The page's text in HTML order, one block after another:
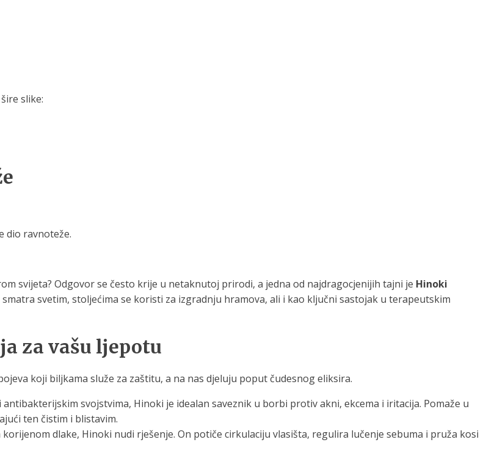
slike:
dio ravnoteže.
svijeta? Odgovor se često krije u netaknutoj prirodi, a jedna od najdragocjenijih tajni je Hinoki
svetim, stoljećima se koristi za izgradnju hramova, ali i kao ključni sastojak u terapeutskim
za vašu ljepotu
koji biljkama služe za zaštitu, a na nas djeluju poput čudesnog eliksira.
svojstvima, Hinoki je idealan saveznik u borbi protiv akni, ekcema i iritacija. Pomaže u
ten čistim i blistavim.
dlake, Hinoki nudi rješenje. On potiče cirkulaciju vlasišta, regulira lučenje sebuma i pruža kosi